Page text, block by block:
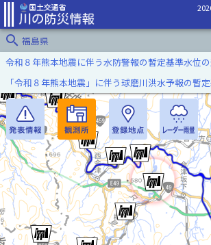
search 福島県